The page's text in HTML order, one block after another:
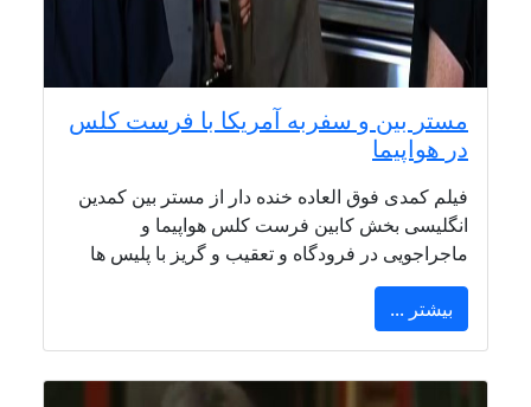
مستر بین و سفربه آمریکا با فرست کلس
در هواپیما
فیلم کمدی فوق العاده خنده دار از مستر بین کمدین
انگلیسی بخش کابین فرست کلس هواپیما و
ماجراجویی در فرودگاه و تعقیب و گریز با پلیس ها
بیشتر ...